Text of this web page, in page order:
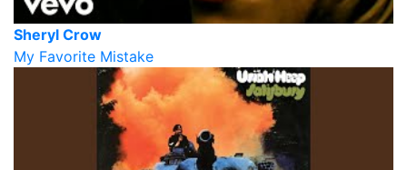
Sheryl Crow
My Favorite Mistake